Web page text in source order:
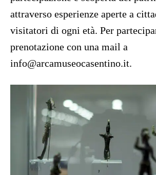
attraverso esperienze aperte a
visitatori di ogni età. Per
prenotazione con una mail a
info@arcamuseocasentino.it.